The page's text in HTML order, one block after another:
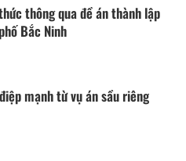
thông qua đề án thành lập
Bắc Ninh
mạnh từ vụ án sầu riêng